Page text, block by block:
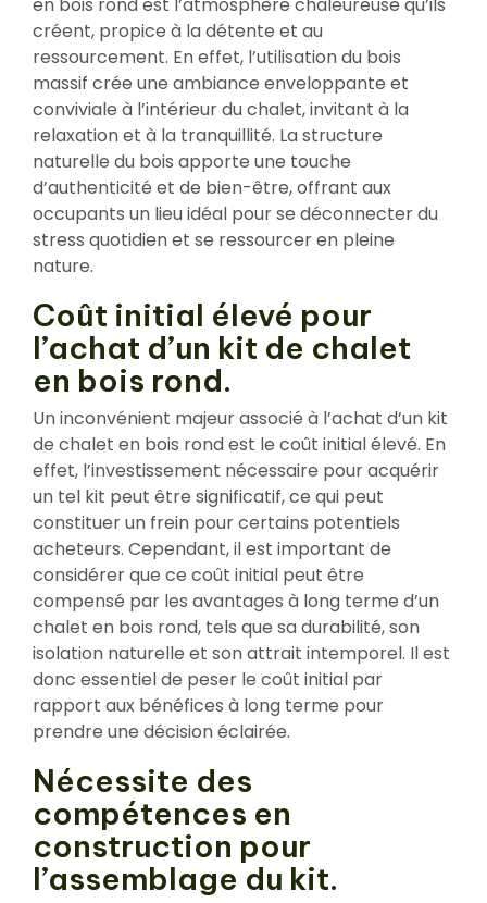
créent, propice à la détente et au
ressourcement. En effet, l’utilisation du bois
massif crée une ambiance enveloppante et
conviviale à l’intérieur du chalet, invitant à la
relaxation et à la tranquillité. La structure
naturelle du bois apporte une touche
d’authenticité et de bien-être, offrant aux
occupants un lieu idéal pour se déconnecter du
stress quotidien et se ressourcer en pleine
nature.
Coût initial élevé pour
l’achat d’un kit de chalet
en bois rond.
Un inconvénient majeur associé à l’achat d’un kit
de chalet en bois rond est le coût initial élevé. En
effet, l’investissement nécessaire pour acquérir
un tel kit peut être significatif, ce qui peut
constituer un frein pour certains potentiels
acheteurs. Cependant, il est important de
considérer que ce coût initial peut être
compensé par les avantages à long terme d’un
chalet en bois rond, tels que sa durabilité, son
isolation naturelle et son attrait intemporel. Il est
donc essentiel de peser le coût initial par
rapport aux bénéfices à long terme pour
prendre une décision éclairée.
Nécessite des
compétences en
construction pour
l’assemblage du kit.